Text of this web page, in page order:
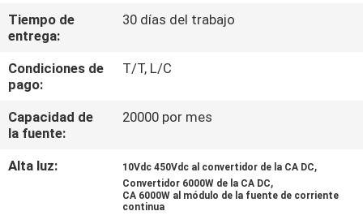
CONTACTO
NOTICIAS
SOLICITAR
UNA
COTIZACIÓN
Tiempo de
entrega:
30 días del trabajo
Condiciones de
pago:
T/T, L/C
Capacidad de
la fuente:
20000 por mes
Alta luz: 10Vdc 450Vdc al convertidor de la CA DC,
Convertidor 6000W de la CA DC,
CA 6000W al módulo de la fuente de corriente
continua